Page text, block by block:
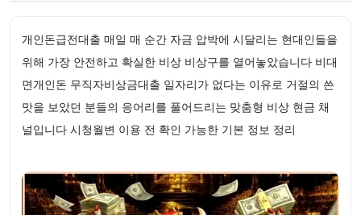
개인돈급전대출 매일 매 순간 자금 압박에 시달리는 현대인들을
위해 가장 안전하고 확실한 비상 비상구를 열어놓았습니다 비대
면개인돈 무직자비상금대출 일자리가 없다는 이유로 거절의 쓴
맛을 보았던 분들의 응어리를 풀어드리는 맞춤형 비상 현금 채
널입니다 시청월변 이용 전 확인 가능한 기본 정보 정리